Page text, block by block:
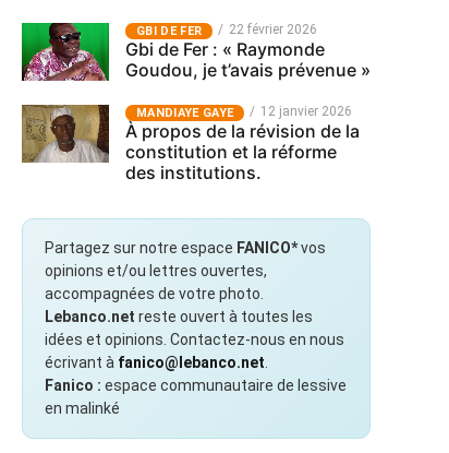
GBI DE FER 22 février 2026
Gbi de Fer : « Raymonde
Goudou, je t’avais prévenue »
MANDIAYE GAYE 12 janvier 2026
À propos de la révision de la
constitution et la réforme
des institutions.
Partagez sur notre espace FANICO*vos
opinions et/ou lettres ouvertes,
accompagnées de votre photo.
Lebanco.net reste ouvert à toutes les
idées et opinions. Contactez-nous en nous
écrivant à fanico@lebanco.net
Fanico : espace communautaire de lessive
en malinké